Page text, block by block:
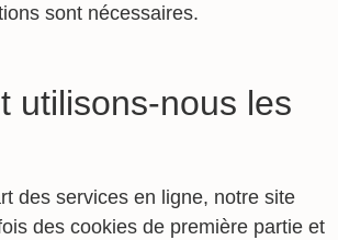
sont nécessaires.
utilisons-nous les
des services en ligne, notre site
des cookies de première partie et